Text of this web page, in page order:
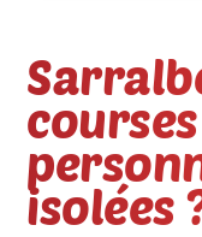
isolées